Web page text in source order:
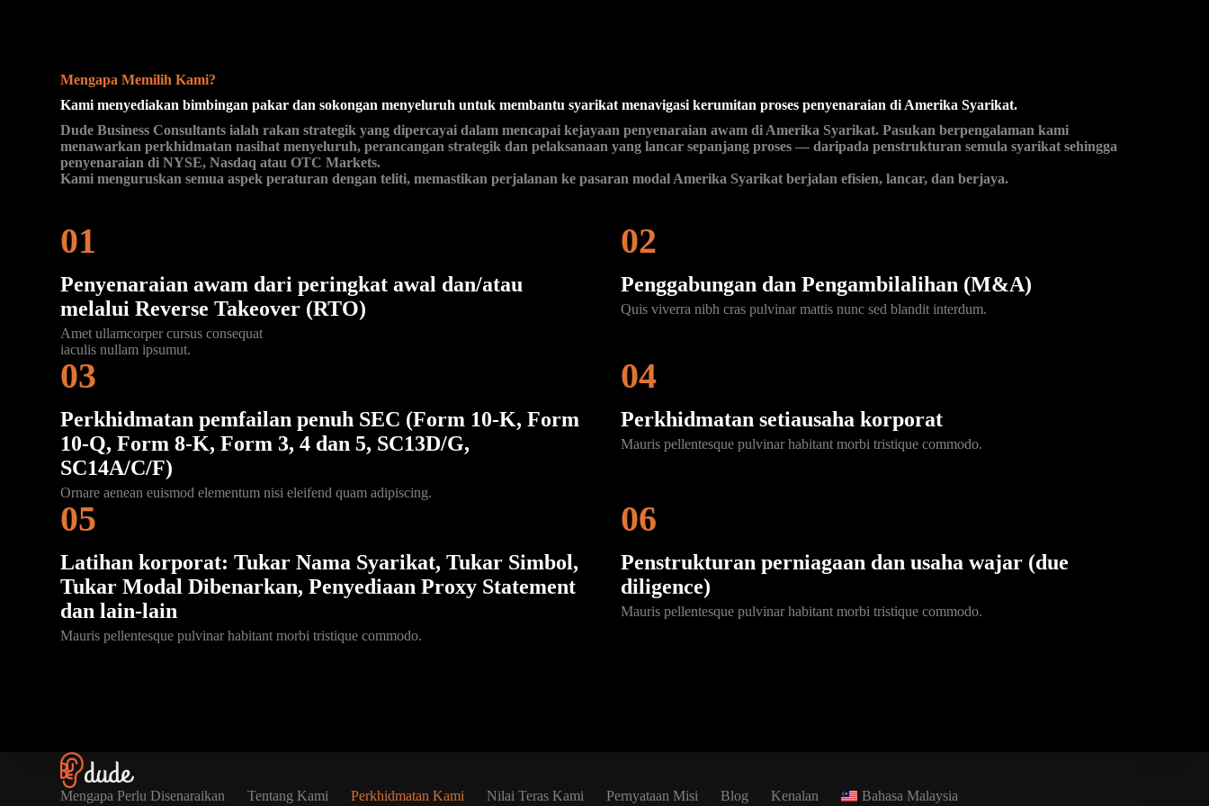
Mengapa Memilih Kami?
Kami menyediakan bimbingan pakar dan sokongan menyeluruh untuk membantu syarikat menavigasi kerumitan proses penyenaraian di Amerika Syarikat.
Dude Business Consultants ialah rakan strategik yang dipercayai dalam mencapai kejayaan penyenaraian awam di Amerika Syarikat. Pasukan berpengalaman kami
menawarkan perkhidmatan nasihat menyeluruh, perancangan strategik dan pelaksanaan yang lancar sepanjang proses — daripada penstrukturan semula syarikat sehingga
penyenaraian di NYSE, Nasdaq atau OTC Markets.
Kami menguruskan semua aspek peraturan dengan teliti, memastikan perjalanan ke pasaran modal Amerika Syarikat berjalan efisien, lancar, dan berjaya.
01
Penyenaraian awam dari peringkat awal dan/atau
melaluiReverse Takeover (RTO)
Amet ullamcorper cursus consequat
iaculis nullam ipsumut.
02
Penggabungan dan Pengambilalihan (M&A)
Quis viverra nibh cras pulvinar mattis nunc sed blandit interdum.
03
Perkhidmatan pemfailan penuh SEC (Form 10-K, Form
10-Q, Form 8-K, Form 3, 4 dan 5, SC13D/G,
SC14A/C/F)
Ornare aenean euismod elementum nisi eleifend quam adipiscing.
04
Perkhidmatan setiausaha korporat
Mauris pellentesque pulvinar habitant morbi tristique commodo.
05
Latihan korporat: Tukar Nama Syarikat, Tukar Simbol,
Tukar Modal Dibenarkan, Penyediaan Proxy Statement
dan lain-lain
Mauris pellentesque pulvinar habitant morbi tristique commodo.
06
Penstrukturan perniagaan dan usaha wajar (due
diligence)
Mauris pellentesque pulvinar habitant morbi tristique commodo.
Mengapa Perlu Disenaraikan Tentang Kami Perkhidmatan Kami Nilai Teras Kami Pernyataan Misi Blog Kenalan
Bahasa Malaysia